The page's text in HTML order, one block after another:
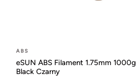
ABS
eSUN ABS Filament 1.75mm 1000g
Black Czarny